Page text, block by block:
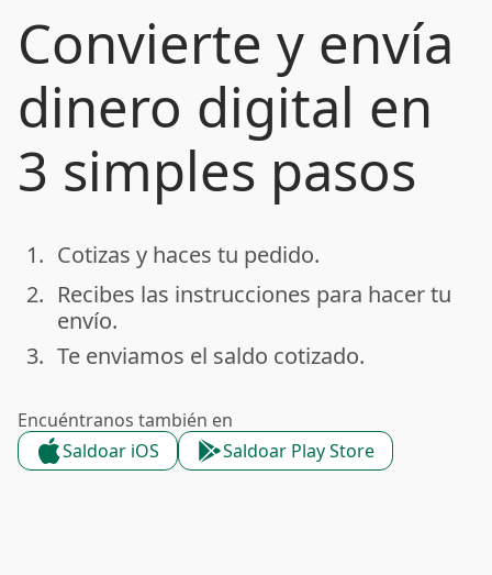
Convierte y envía
dinero digital en
3 simples pasos
done
1. Cotizas y haces tu pedido.
done
2. Recibes las instrucciones para hacer tu
envío.
done
3. Te enviamos el saldo cotizado.
Encuéntranos también en
Saldoar iOS
Saldoar Play Store